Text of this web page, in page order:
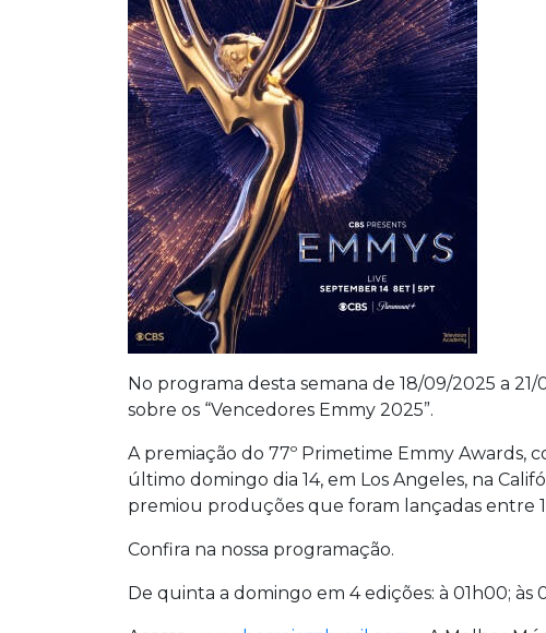
No programa desta semana de 18/09/2025 a
sobre os “Vencedores Emmy 2025”.
A premiação do 77º Primetime Emmy Awards,
último domingo dia 14, em Los Angeles, na
premiou produções que foram lançadas entre
Confira na nossa programação.
De quinta a domingo em 4 edições: à 01h00; às